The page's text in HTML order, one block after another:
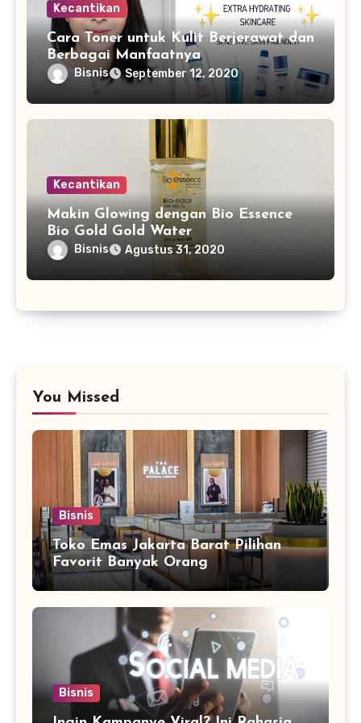
Kecantikan
Cara Toner untuk Kulit Berjerawat dan
Berbagai Manfaatnya
Bisnis September 12, 2020
Kecantikan
Makin Glowing dengan Bio Essence
Bio Gold Gold Water
Bisnis Agustus 31, 2020
You Missed
Bisnis
Toko Emas Jakarta Barat Pilihan
Favorit Banyak Orang
Bisnis